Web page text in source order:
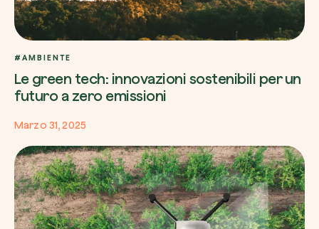
#AMBIENTE
Le green tech: innovazioni sostenibili per un
futuro a zero emissioni
Marzo 31, 2025